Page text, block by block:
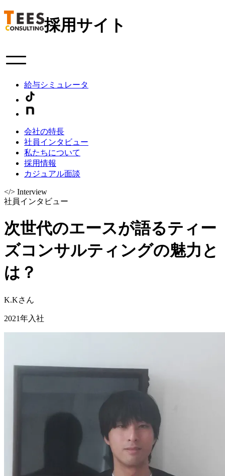
採用サイト
給与シミュレータ
会社の特長
社員インタビュー
私たちについて
採用情報
カジュアル面談
</> Interview
社員インタビュー
次世代のエースが語るティー
ズコンサルティングの魅力と
は？
K.Kさん
2021年入社